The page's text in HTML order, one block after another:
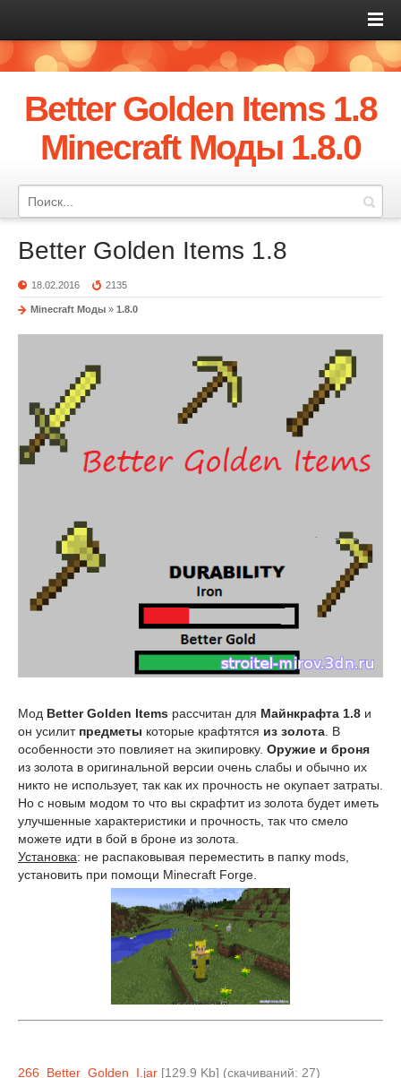
Better Golden Items 1.8
Minecraft Моды 1.8.0
Better Golden Items 1.8
18.02.2016 2135
Minecraft Моды » 1.8.0
Мод Better Golden Items рассчитан для Майнкрафта 1.8 и
он усилит предметы которые крафтятся из золота . В
особенности это повлияет на экипировку. Оружие и броня
из золота в оригинальной версии очень слабы и обычно их
никто не использует, так как их прочность не окупает затраты.
Но с новым модом то что вы скрафтит из золота будет иметь
улучшенные характеристики и прочность, так что смело
можете идти в бой в броне из золота.
Установка: не распаковывая переместить в папку mods,
установить при помощи Minecraft Forge.
266_Better_Golden_I.jar [129.9 Kb] (cкачиваний: 27)